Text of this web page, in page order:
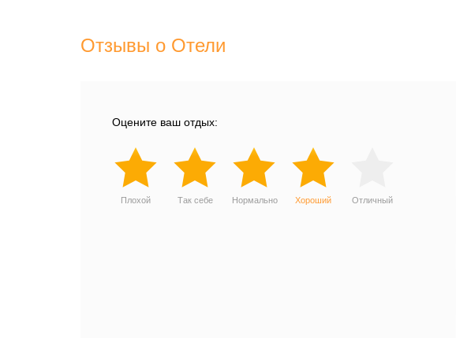
Отзывы о Отели
Оцените ваш отдых:
Плохой Так себе Нормально Хороший Отличный